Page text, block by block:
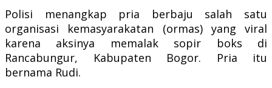
Polisi menangkap pria berbaju salah satu
organisasi kemasyarakatan (ormas) yang viral
karena aksinya memalak sopir boks di
Rancabungur, Kabupaten Bogor. Pria itu
bernama Rudi.